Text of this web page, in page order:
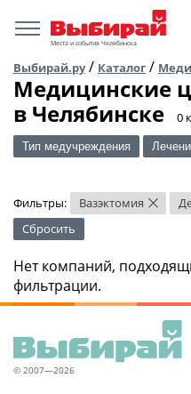
Места и события Челябинска
Выбирай.ру/ Каталог /
Медицинские
в Челябинске
​0
Тип медучреждения
Фильтры: Вазэктомия ×
Сбросить
Нет компаний,
фильтрации.
© 2007—2026